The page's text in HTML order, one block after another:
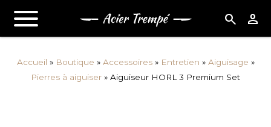
search person
Accueil » Boutique » Accessoires» Entretien » Aiguisage »
Pierres à aiguiser » Aiguiseur HORL 3 Premium Set